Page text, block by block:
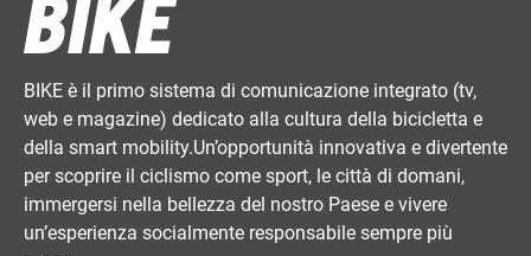
BIKE è il primo sistema di comunicazione integrato (tv,
web e magazine) dedicato alla cultura della bicicletta e
della smart mobility.Un’opportunità innovativa e divertente
per scoprire il ciclismo come sport, le città di domani,
immergersi nella bellezza del nostro Paese e vivere
un’esperienza socialmente responsabile sempre più